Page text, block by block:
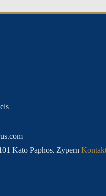
Kato Paphos, Zypern Kontakt